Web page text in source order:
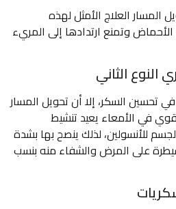
المسار العلاج الأمثل لهذه
وتمنع ارتدادها إلى المريء
تحسين السكر، إلا أن تحويل المسار
في الأمعاء يعيد تنشيط
للأنسولين، لذلك ينصح بها بشدة
على المرض والشفاء منه بنسب